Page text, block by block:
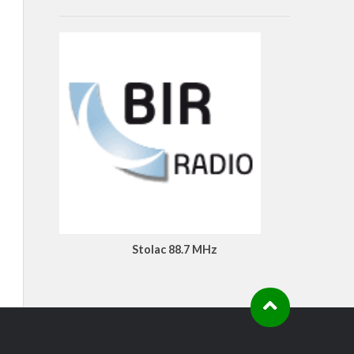
Stolac 88.7 MHz